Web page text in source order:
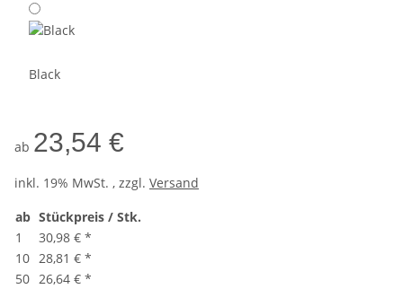
Black
ab 23,54 €
inkl. 19% MwSt. , zzgl. Versand
ab Stückpreis / Stk.
1
30,98 € *
10 28,81 € *
50 26,64 € *